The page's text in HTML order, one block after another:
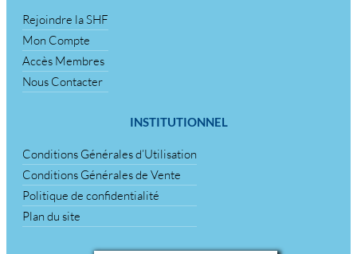
Rejoindre la SHF
Mon Compte
Accès Membres
Nous Contacter
INSTITUTIONNEL
Conditions Générales d’Utilisation
Conditions Générales de Vente
Politique de confidentialité
Plan du site